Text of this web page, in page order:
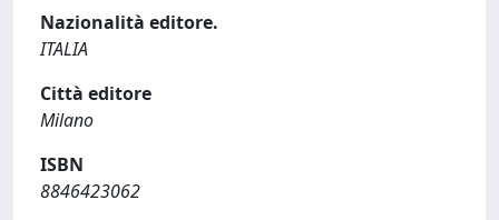
Nazionalità editore.
ITALIA
Città editore
Milano
ISBN
8846423062